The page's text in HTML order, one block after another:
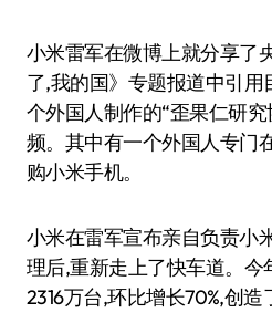
小米雷军在微博上就分享了
了,我的国》专题报道中引
个外国人制作的“歪果仁研
频。其中有一个外国人专门
购小米手机。
小米在雷军宣布亲自负责小
理后,重新走上了快车道。
2316万台,环比增长70%,创